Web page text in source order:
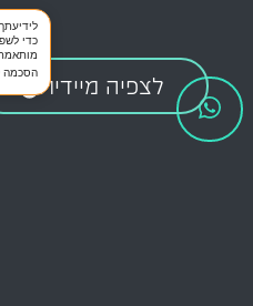
לצפיה מיידית
כדי
הסכמה